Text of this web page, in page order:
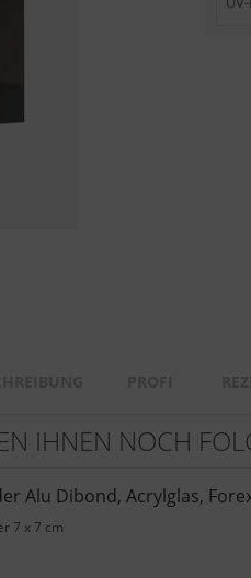
IHNEN NOCH
Alu Dibond, Acrylglas,
7 x 7 cm